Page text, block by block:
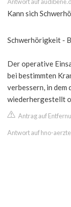
Antwort auf
Kann sich
Schwerhörigkeit -
Der operative
bei bestimmten
verbessern, in
wiederhergestellt
Antrag auf
Antwort auf hno-